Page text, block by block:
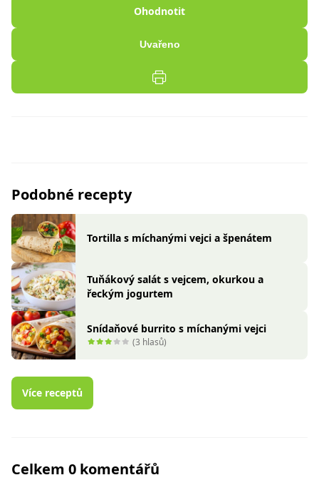
Ohodnotit
Uvařeno
Podobné recepty
Tortilla s míchanými vejci a špenátem
Tuňákový salát s vejcem, okurkou a
řeckým jogurtem
Snídaňové burrito s míchanými vejci
(3 hlasů)
Více receptů
Celkem 0 komentářů